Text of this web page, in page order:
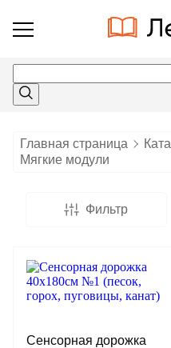
Открыть
Главная страница
Мягкие модули
Фильтр
Сенсорная дорожка